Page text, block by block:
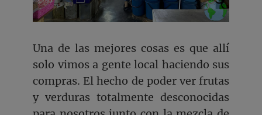
Una de las mejores cosas es que allí
solo vimos a gente local haciendo sus
compras. El hecho de poder ver frutas
y verduras totalmente desconocidas